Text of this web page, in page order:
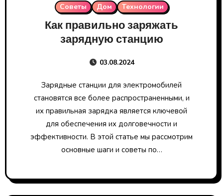
Советы Дом Технологии
Как правильно заряжать
зарядную станцию
03.08.2024
Зарядные станции для электромобилей
становятся все более распространенными, и
их правильная зарядка является ключевой
для обеспечения их долговечности и
эффективности. В этой статье мы рассмотрим
основные шаги и советы по…